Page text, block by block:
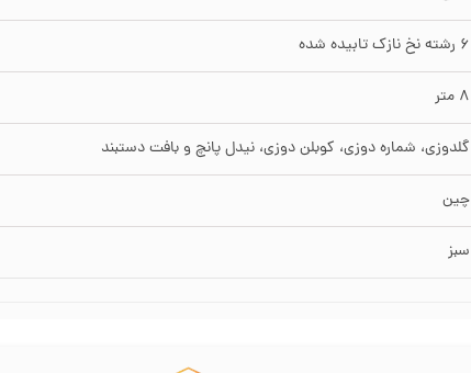
6 رشته نخ نازک تابیده شده
8 متر
گلدوزی، شماره دوزی، کوبلن دوزی، نیدل پانچ و بافت دستبند
چین
سبز